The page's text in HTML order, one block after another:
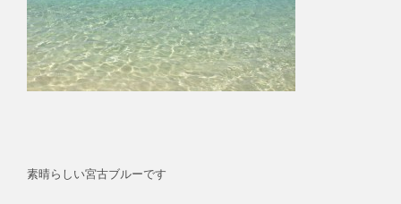
素晴らしい宮古ブルーです